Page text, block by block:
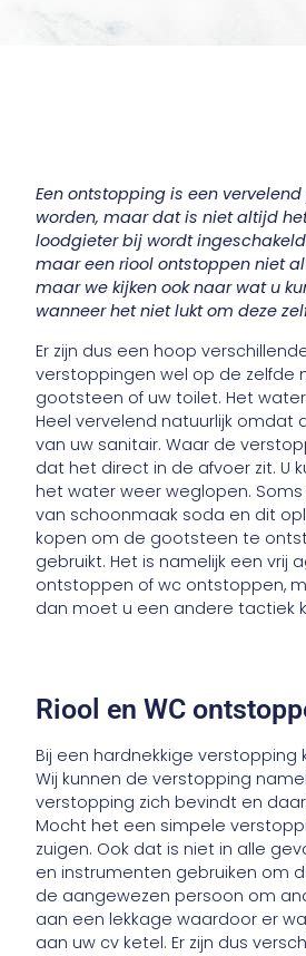
Een ontstopping is een
worden, maar dat is niet altijd
loodgieter bij wordt
maar een riool ontstoppen niet
maar we kijken ook naar wat u
wanneer het niet lukt om deze
Er zijn dus een hoop
verstoppingen wel op de zelfde
gootsteen of uw toilet. Het
Heel vervelend natuurlijk omdat
van uw sanitair. Waar de
dat het direct in de afvoer zit. U
het water weer weglopen.
van schoonmaak soda en dit
kopen om de gootsteen te
gebruikt. Het is namelijk een vrij
ontstoppen of wc ontstoppen,
dan moet u een andere tactiek
Riool en WC
Bij een hardnekkige
Wij kunnen de verstopping
verstopping zich bevindt en
Mocht het een simpele
zuigen. Ook dat is niet in alle
en instrumenten gebruiken om
de aangewezen persoon om
aan een lekkage waardoor er
aan uw cv ketel. Er zijn dus